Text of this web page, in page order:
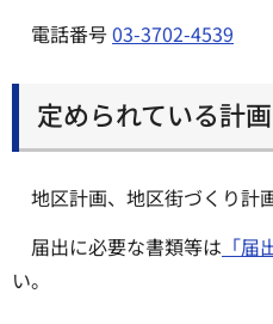
電話番号03-3702-4539
定められている計画
地区計画、地区街づくり計
届出に必要な書類等は 「届
い。